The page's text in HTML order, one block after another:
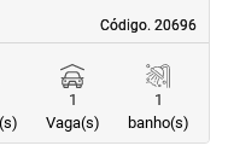
Código. 20696
Código. 20696
1
Vaga(s)
1
banho(s)